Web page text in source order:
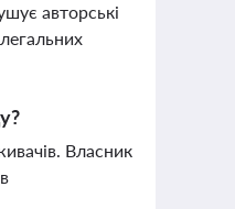
авторські
Власник